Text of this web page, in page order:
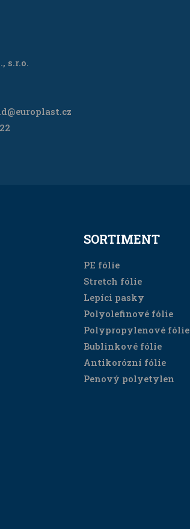
s.r.o.
SORTIMENT
PE fólie
Stretch fólie
Lepíci pasky
Polyolefinové fólie
Polypropylenové fólie
Bublinkové fólie
Antikorózní fólie
Penový polyetylen